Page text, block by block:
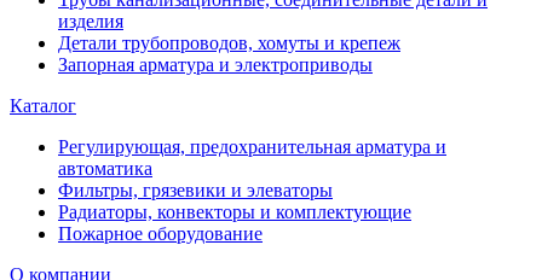
изделия
Детали трубопроводов, хомуты и крепеж
Запорная арматура и электроприводы
Каталог
Регулирующая, предохранительная арматура и
автоматика
Фильтры, грязевики и элеваторы
Радиаторы, конвекторы и комплектующие
Пожарное оборудование
О компании